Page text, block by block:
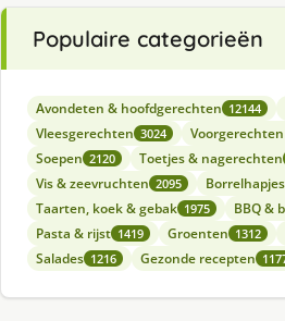
Populaire categorieën
Avondeten & hoofdgerechten 12144
Vleesgerechten 3024
Soepen 2120 Toetjes & nagerechten
Vis & zeevruchten 2095
Taarten, koek & gebak 1975 BBQ &
Pasta & rijst 1419 Groenten 1312
Salades 1216 Gezonde recepten